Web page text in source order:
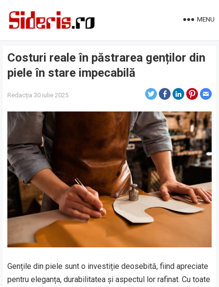
MENU
Costuri reale în păstrarea genților din
piele în stare impecabilă
Redacția 30 iulie 2025
Gențile din piele sunt o investiție deosebită, fiind apreciate
pentru eleganța, durabilitatea și aspectul lor rafinat. Cu toate